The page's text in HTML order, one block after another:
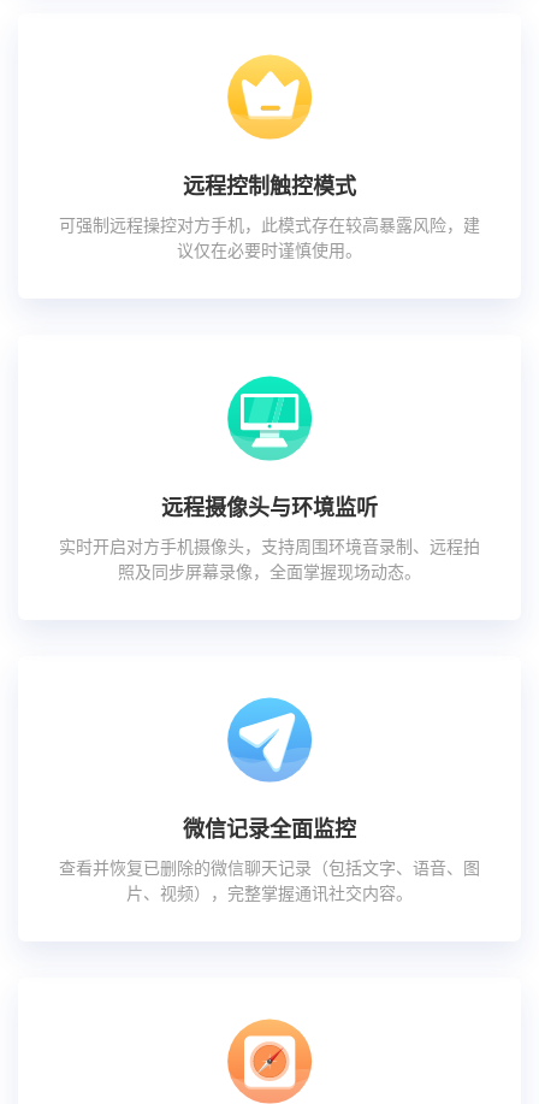
远程控制触控模式
可强制远程操控对方手机，此模式存在较高暴露风险，建
议仅在必要时谨慎使用。
远程摄像头与环境监听
实时开启对方手机摄像头，支持周围环境音录制、远程拍
照及同步屏幕录像，全面掌握现场动态。
微信记录全面监控
查看并恢复已删除的微信聊天记录（包括文字、语音、图
片、视频），完整掌握通讯社交内容。